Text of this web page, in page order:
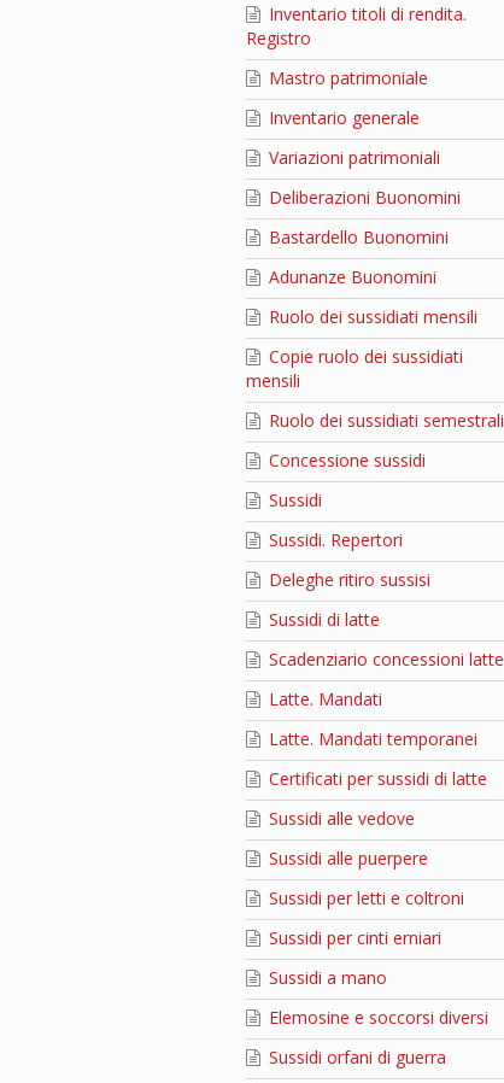
Inventario titoli di rendita.
Registro
Mastro patrimoniale
Inventario generale
Variazioni patrimoniali
Deliberazioni Buonomini
Bastardello Buonomini
Adunanze Buonomini
Ruolo dei sussidiati mensili
Copie ruolo dei sussidiati
mensili
Ruolo dei sussidiati semestrali
Concessione sussidi
Sussidi
Sussidi. Repertori
Deleghe ritiro sussisi
Sussidi di latte
Scadenziario concessioni latte
Latte. Mandati
Latte. Mandati temporanei
Certificati per sussidi di latte
Sussidi alle vedove
Sussidi alle puerpere
Sussidi per letti e coltroni
Sussidi per cinti erniari
Sussidi a mano
Elemosine e soccorsi diversi
Sussidi orfani di guerra